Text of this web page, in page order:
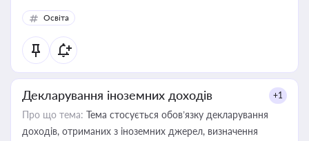
Освіта
Декларування іноземних доходів +1
Про що тема: Тема стосується обов’язку декларування
доходів, отриманих з іноземних джерел, визначення